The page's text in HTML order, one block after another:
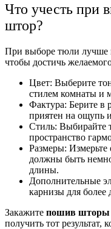
Что учесть при
штор?
При выборе тюли лучше
чтобы достичь
Цвет: Выберите
стилем комнаты и
Фактура: Берите в
приятен на ощупь
Стиль: Выбирайте
пространство
Размеры: Измерьте
должны быть
длины.
Дополнительные
карнизы для более
Закажите пошив шторы
получить тот результат,